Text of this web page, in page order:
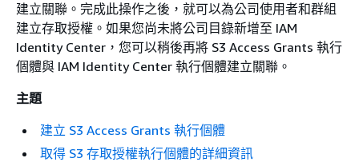
建立關聯。完成此操作之後，就可以為公司使用者和群組
建立存取授權。如果您尚未將公司目錄新增至 IAM
Identity Center，您可以稍後再將 S3 Access Grants 執行
個體與 IAM Identity Center 執行個體建立關聯。
主題
建立 S3 Access Grants 執行個體
取得 S3 存取授權執行個體的詳細資訊